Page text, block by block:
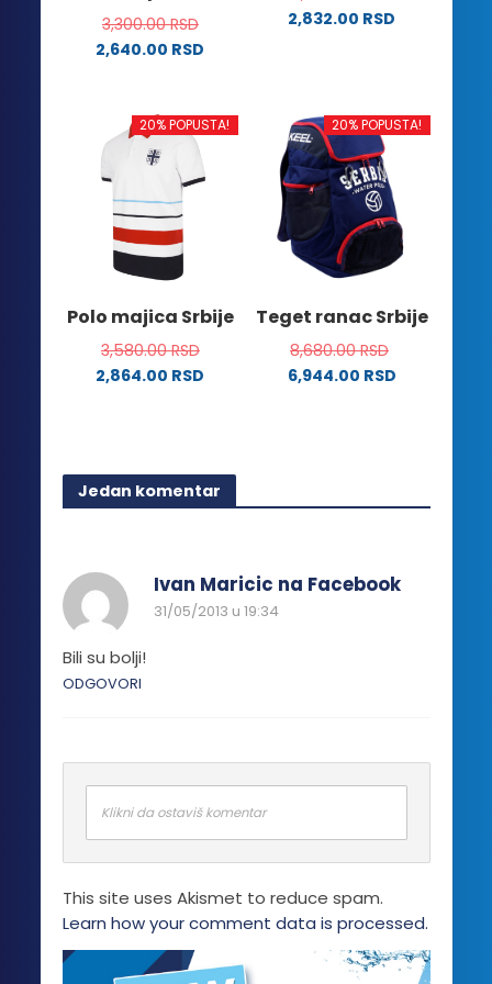
3,300.00RSD
2,640.00 RSD
ima
više
varijanti.
Opcije
mogu
biti
izabrane
stranici
proizvoda.
2,832.00 RSD
više
varijanti.
Opcije
mogu
biti
izabrane
na
proizvoda.
20% POPUSTA!
Polo majica Srbije
3,580.00RSD
2,864.00 RSD
više
varijanti.
biti
izabrane
20% POPUSTA!
Teget ranac Srbije
8,680.00RSD
6,944.00 RSD
Jedan komentar
Ivan Maricic na Facebook
31/05/2013 u 19:34
Bili su bolji!
ODGOVORI
Klikni da ostaviš komentar
This site uses Akismet to reduce spam.
Learn how your comment data is processed.